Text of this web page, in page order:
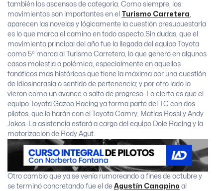
también los ascensos de categoría. Como siempre, los
movimientos son importantes en el
Turismo Carretera
aparecen las novelas y lógicamente la cuestión presupuestaria
es lo que marca el camino en todo aspecto. Sin dudas, que el
movimiento principal del año fue la llegada del equipo Toyota
como 5ª marca al Turismo Carretera, lo que generó en algunos
casos molestia o polémica, especialmente en aquellos
fanáticos más históricos que tiene la máxima por una cuestión
de idiosincrasia o sentido de pertenencia; y por otro lado lo
vieron como un avance o salto de progreso. Lo cierto es que el
equipo Toyota Gazoo Racing ya forma parte del TC con dos
pilotos, que lo harán con el Toyota Camry, Matías Rossi y Andy
Jakos. La asistencia estará a cargo del equipo Dole Racing y la
motorización de Rody Agut.
Otro cambio que ya se venía rumoreando a fines de octubre y
se terminó concretando fue el de Agustín Canapino al